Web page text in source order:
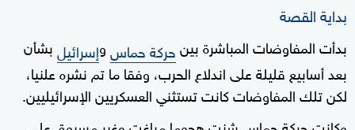
بداية القصة
بدأت المفاوضات المباشرة بينحركة حماسوإسرائيلبشأن
بعد أسابيع قليلة على اندلاع الحرب، وفقا ما تم نشره علنيا،
لكن تلك المفاوضات كانت تستثني العسكريين الإسرائيليين.